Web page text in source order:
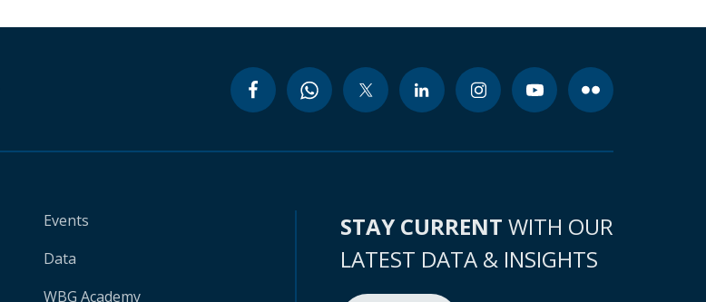
Events
Data
WBG Academy
STAY CURRENT WITH OUR
LATEST DATA & INSIGHTS